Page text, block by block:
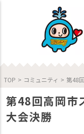
TOP > コミュニティ > 第48
第48回高岡市
大会決勝